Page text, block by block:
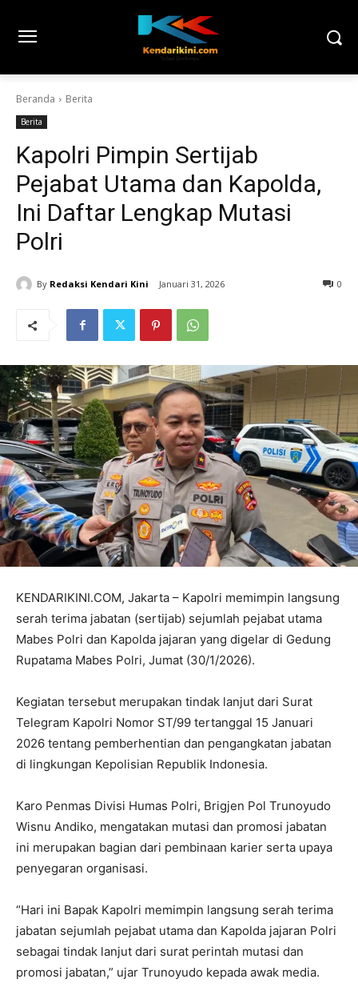
Beranda Berita
Berita
Kapolri Pimpin Sertijab
Pejabat Utama dan Kapolda,
Ini Daftar Lengkap Mutasi
Polri
By Redaksi Kendari Kini Januari 31, 2026 0
KENDARIKINI.COM, Jakarta – Kapolri memimpin langsung
serah terima jabatan (sertijab) sejumlah pejabat utama
Mabes Polri dan Kapolda jajaran yang digelar di Gedung
Rupatama Mabes Polri, Jumat (30/1/2026).
Kegiatan tersebut merupakan tindak lanjut dari Surat
Telegram Kapolri Nomor ST/99 tertanggal 15 Januari
2026 tentang pemberhentian dan pengangkatan jabatan
di lingkungan Kepolisian Republik Indonesia.
Karo Penmas Divisi Humas Polri, Brigjen Pol Trunoyudo
Wisnu Andiko, mengatakan mutasi dan promosi jabatan
ini merupakan bagian dari pembinaan karier serta upaya
penyegaran organisasi.
“Hari ini Bapak Kapolri memimpin langsung serah terima
jabatan sejumlah pejabat utama dan Kapolda jajaran Polri
sebagai tindak lanjut dari surat perintah mutasi dan
promosi jabatan,” ujar Trunoyudo kepada awak media.